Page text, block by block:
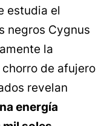
estudia el
negros Cygnus
la
de afujero
revelan
energía